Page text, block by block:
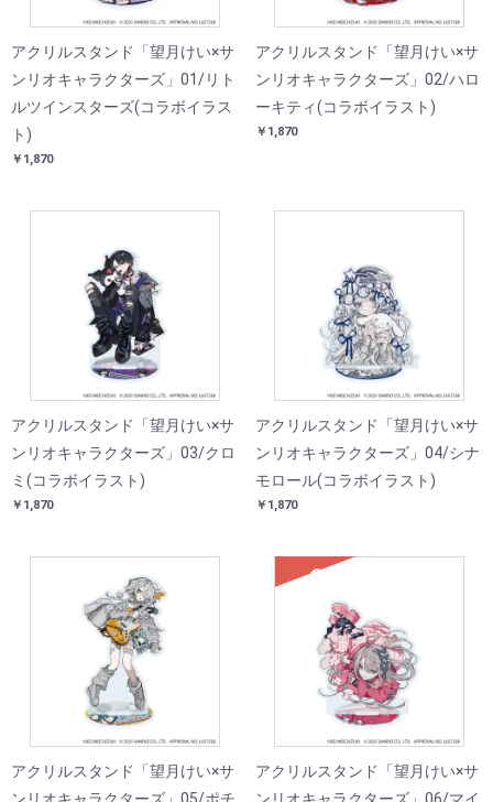
アクリルスタンド「望月けい×サ
ンリオキャラクターズ」01/リト
ルツインスターズ(コラボイラス
ト)
￥1,870
アクリルスタンド「望月けい×サ
ンリオキャラクターズ」02/ハロ
ーキティ(コラボイラスト)
￥1,870
アクリルスタンド「望月けい×サ
ンリオキャラクターズ」03/クロ
ミ(コラボイラスト)
￥1,870
アクリルスタンド「望月けい×サ
ンリオキャラクターズ」04/シナ
モロール(コラボイラスト)
￥1,870
アクリルスタンド「望月けい×サ
SOLD
アクリルスタンド「望月けい×サ